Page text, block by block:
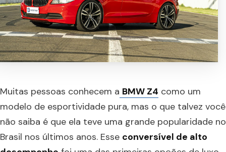
Muitas pessoas conhecem a BMW Z4 como um
modelo de esportividade pura, mas o que talvez você
não saiba é que ela teve uma grande popularidade no
Brasil nos últimos anos. Esse conversível de alto